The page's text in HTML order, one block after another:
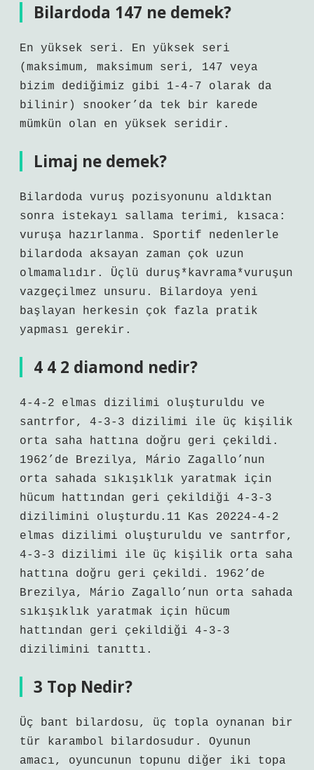
Bilardoda 147 ne demek?
En yüksek seri. En yüksek seri
(maksimum, maksimum seri, 147 veya
bizim dediğimiz gibi 1-4-7 olarak da
bilinir) snooker’da tek bir karede
mümkün olan en yüksek seridir.
Limaj ne demek?
Bilardoda vuruş pozisyonunu aldıktan
sonra istekayı sallama terimi, kısaca:
vuruşa hazırlanma. Sportif nedenlerle
bilardoda aksayan zaman çok uzun
olmamalıdır. Üçlü duruş*kavrama*vuruşun
vazgeçilmez unsuru. Bilardoya yeni
başlayan herkesin çok fazla pratik
yapması gerekir.
4 4 2 diamond nedir?
4-4-2 elmas dizilimi oluşturuldu ve
santrfor, 4-3-3 dizilimi ile üç kişilik
orta saha hattına doğru geri çekildi.
1962’de Brezilya, Mário Zagallo’nun
orta sahada sıkışıklık yaratmak için
hücum hattından geri çekildiği 4-3-3
dizilimini oluşturdu.11 Kas 20224-4-2
elmas dizilimi oluşturuldu ve santrfor,
4-3-3 dizilimi ile üç kişilik orta saha
hattına doğru geri çekildi. 1962’de
Brezilya, Mário Zagallo’nun orta sahada
sıkışıklık yaratmak için hücum
hattından geri çekildiği 4-3-3
dizilimini tanıttı.
3 Top Nedir?
Üç bant bilardosu, üç topla oynanan bir
tür karambol bilardosudur. Oyunun
amacı, oyuncunun topunu diğer iki topa